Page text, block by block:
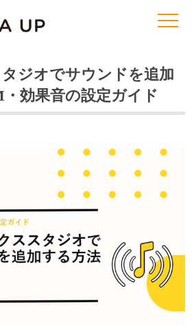
ジオでサウンドを追加
効果音の設定ガイド